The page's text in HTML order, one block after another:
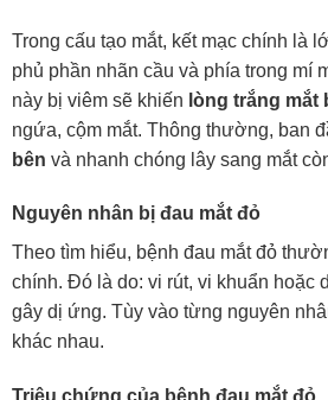
Trong cấu tạo mắt, kết mạc chính là
phủ phần nhãn cầu và phía trong mí
này bị viêm sẽ khiến lòng trắng mắt
ngứa, cộm mắt. Thông thường, ban
bên và nhanh chóng lây sang mắt
Nguyên nhân bị đau mắt đỏ
Theo tìm hiểu, bệnh đau mắt đỏ
chính. Đó là do: vi rút, vi khuẩn hoặc
gây dị ứng. Tùy vào từng nguyên
khác nhau.